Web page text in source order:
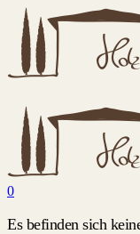
0
Es befinden sich